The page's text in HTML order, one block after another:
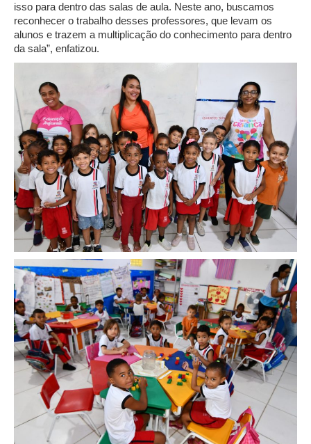
isso para dentro das salas de aula. Neste ano, buscamos
reconhecer o trabalho desses professores, que levam os
alunos e trazem a multiplicação do conhecimento para dentro
da sala”, enfatizou.